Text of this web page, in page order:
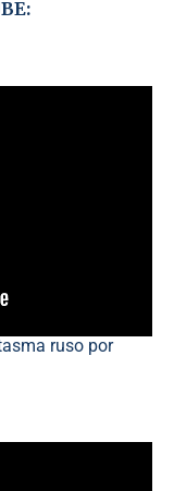
ruso por